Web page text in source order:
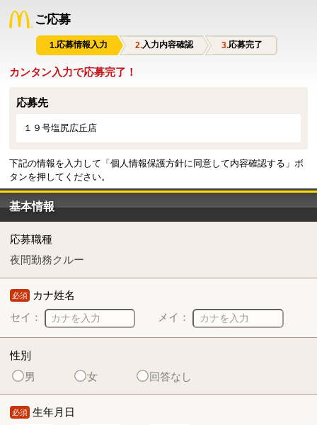
ご応募
応募情報入力 入力内容確認 応募完了
カンタン入力で応募完了！
応募先
１９号塩尻広丘店
下記の情報を入力して「個人情報保護方針に同意して内容確認する」ボ
タンを押してください。
基本情報
応募職種
夜間勤務クルー
必須 カナ姓名
セイ：
メイ：
性別
男
女 回答なし
必須 生年月日